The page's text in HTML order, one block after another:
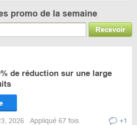
promo de la semaine
Recevoir
de réduction sur une large
2026 Appliqué 67 fois +1